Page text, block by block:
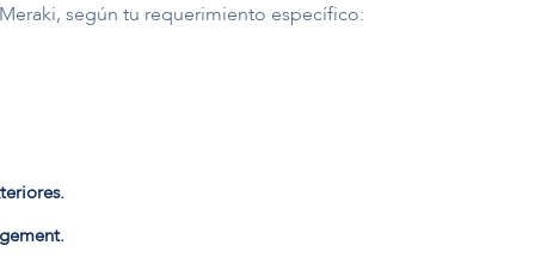
según tu requerimiento específico: